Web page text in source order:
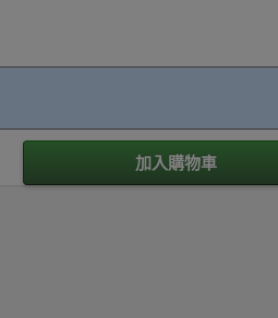
加入購物車